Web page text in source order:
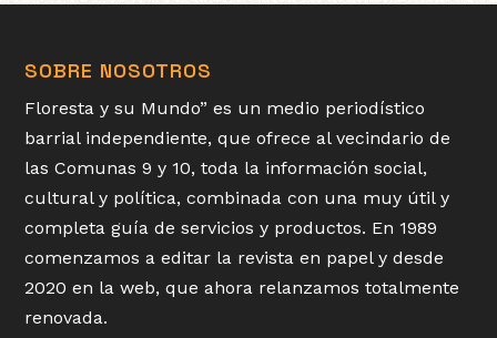
SOBRE NOSOTROS
Floresta y su Mundo” es un medio periodístico
barrial independiente, que ofrece al vecindario de
las Comunas 9 y 10, toda la información social,
cultural y política, combinada con una muy útil y
completa guía de servicios y productos. En 1989
comenzamos a editar la revista en papel y desde
2020 en la web, que ahora relanzamos totalmente
renovada.